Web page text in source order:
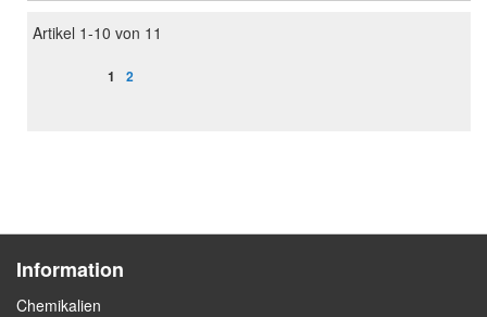
Artikel 1-10 von 11
1 2
Information
Chemikalien